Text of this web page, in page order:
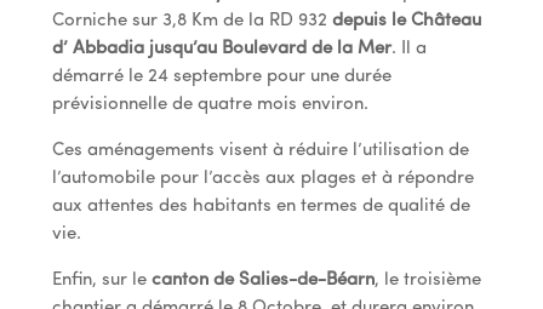
Corniche sur 3,8 Km de la RD 932 depuis le Château
d’ Abbadia jusqu’au Boulevard de la Mer. Il a
démarré le 24 septembre pour une durée
prévisionnelle de quatre mois environ.
Ces aménagements visent à réduire l’utilisation de
l’automobile pour l’accès aux plages et à répondre
aux attentes des habitants en termes de qualité de
vie.
Enfin, sur le canton de Salies-de-Béarn, le troisième